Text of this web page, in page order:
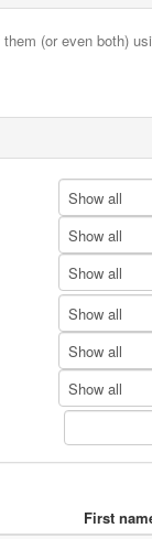
(or even both)
Show all
Show all
Show all
Show all
Show all
Show all
First